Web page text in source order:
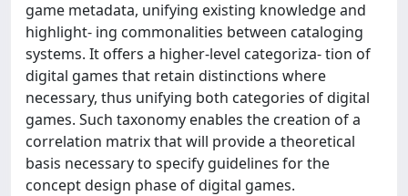
game metadata, unifying existing knowledge and
highlight- ing commonalities between cataloging
systems. It offers a higher-level categoriza- tion of
digital games that retain distinctions where
necessary, thus unifying both categories of digital
games. Such taxonomy enables the creation of a
correlation matrix that will provide a theoretical
basis necessary to specify guidelines for the
concept design phase of digital games.